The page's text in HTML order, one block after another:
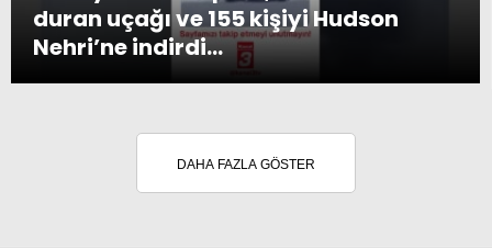
duran uçağı ve 155 kişiyi Hudson
Nehri’ne indirdi…
DAHA FAZLA GÖSTER